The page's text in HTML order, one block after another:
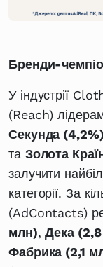
Бренди-
У індустрії
(Reach)
Секунда (4,2%)
та Золота
залучити
категорії. За
(AdContacts)
млн),Дека
Фабрика (2,1